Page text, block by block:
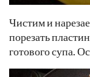
Чистим и
порезать
готового супа.